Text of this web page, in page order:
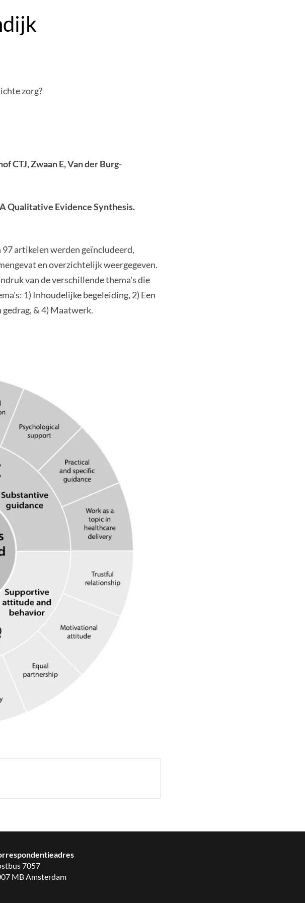
zorg?
CTJ, Zwaan E, Van der Burg-
Qualitative Evidence Synthesis.
artikelen werden geïncludeerd,
en overzichtelijk weergegeven.
van de verschillende thema's die
1) Inhoudelijke begeleiding, 2) Een
& 4) Maatwerk.
7057
MB Amsterdam